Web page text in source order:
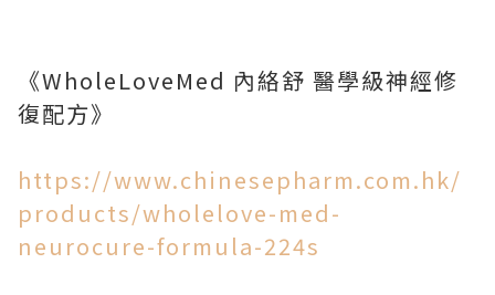
《WholeLoveMed 內絡舒 醫學級神經修
復配方》
https://www.chinesepharm.com.hk/
products/wholelove-med-
neurocure-formula-224s